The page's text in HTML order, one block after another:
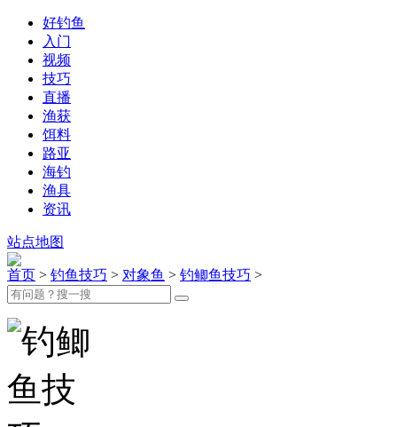
好钓鱼
入门
视频
技巧
直播
渔获
饵料
路亚
海钓
渔具
资讯
站点地图
首页 > 钓鱼技巧 > 对象鱼 > 钓鲫鱼技巧 >